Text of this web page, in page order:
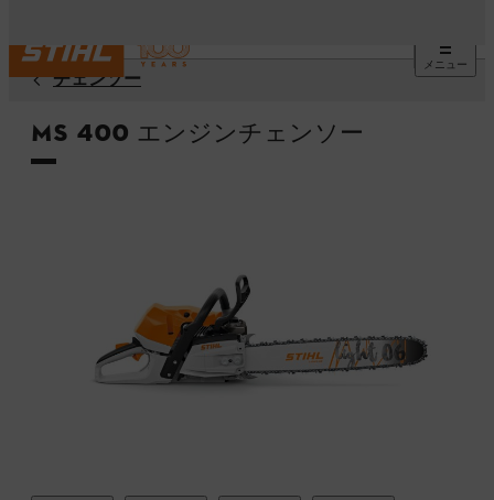
メニュー
チェンソー
MS 400 エンジンチェンソー